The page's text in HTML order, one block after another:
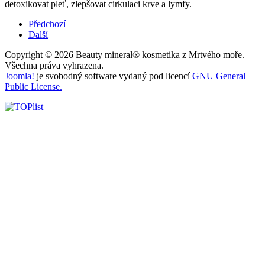
detoxikovat pleť, zlepšovat cirkulaci krve a lymfy.
Předchozí
Další
Copyright © 2026 Beauty mineral® kosmetika z Mrtvého moře.
Všechna práva vyhrazena.
Joomla! je svobodný software vydaný pod licencíGNU General
Public License.